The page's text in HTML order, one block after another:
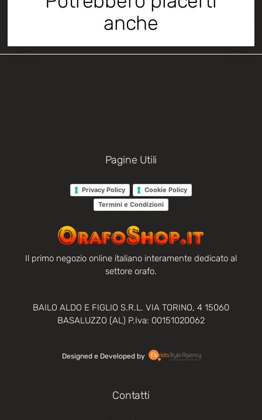
anche
Pagine Utili
Privacy Policy
Cookie Policy
Termini e Condizioni
Il primo negozio online italiano interamente dedicato al
settore orafo.
BAILO ALDO E FIGLIO S.R.L. VIA TORINO, 4 15060
BASALUZZO (AL) P.Iva: 00151020062
Contatti